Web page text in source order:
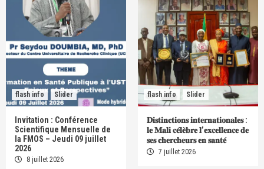
flash info Slider
Invitation : Conférence
Scientifique Mensuelle de
la FMOS – Jeudi 09 juillet
2026
8 juillet 2026
flash info Slider
𝐃𝐢𝐬𝐭𝐢𝐧𝐜𝐭𝐢𝐨𝐧𝐬 𝐢𝐧𝐭𝐞𝐫𝐧𝐚𝐭𝐢𝐨𝐧𝐚𝐥𝐞𝐬 :
𝐥𝐞 𝐌𝐚𝐥𝐢 𝐜𝐞́𝐥𝐞̀𝐛𝐫𝐞 𝐥’𝐞𝐱𝐜𝐞𝐥𝐥𝐞𝐧𝐜𝐞 𝐝𝐞
𝐬𝐞𝐬 𝐜𝐡𝐞𝐫𝐜𝐡𝐞𝐮𝐫𝐬 𝐞𝐧 𝐬𝐚𝐧𝐭𝐞́
7 juillet 2026